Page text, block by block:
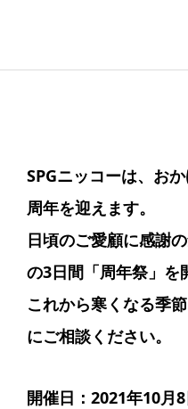
SPGニッコーは、お
周年を迎えます。
日頃のご愛顧に感謝
の3日間「周年祭」を
これから寒くなる季
にご相談ください。
開催日：2021年10月